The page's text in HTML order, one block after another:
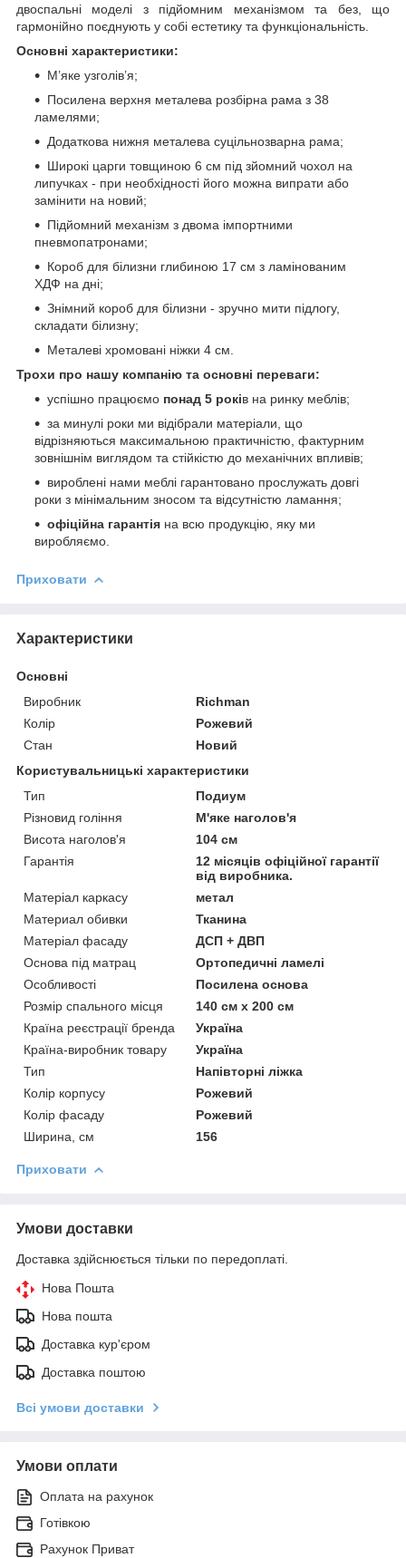
двоспальні моделі з підйомним механізмом та без, що
гармонійно поєднують у собі естетику та функціональність.
Основні характеристики:
М’яке узголів’я;
Посилена верхня металева розбірна рама з 38
ламелями;
Додаткова нижня металева суцільнозварна рама;
Широкі царги товщиною 6 см під зйомний чохол на
липучках - при необхідності його можна випрати або
замінити на новий;
Підйомний механізм з двома імпортними
пневмопатронами;
Короб для білизни глибиною 17 см з ламінованим
ХДФ на дні;
Знімний короб для білизни - зручно мити підлогу,
складати білизну;
Металеві хромовані ніжки 4 см.
Трохи про нашу компанію та основні переваги:
успішно працюємо понад 5 років на ринку меблів;
за минулі роки ми відібрали матеріали, що
відрізняються максимальною практичністю, фактурним
зовнішнім виглядом та стійкістю до механічних впливів;
вироблені нами меблі гарантовано прослужать довгі
роки з мінімальним зносом та відсутністю ламання;
офіційна гарантія на всю продукцію, яку ми
виробляємо.
Приховати
Характеристики
Основні
Виробник
Richman
Колір
Рожевий
Стан
Новий
Користувальницькі характеристики
Тип
Подиум
Різновид гоління
М'яке наголов'я
Висота наголов'я
104 см
Гарантія
12 місяців офіційної гарантії
від виробника.
Матеріал каркасу
метал
Материал обивки
Тканина
Матеріал фасаду
ДСП + ДВП
Основа під матрац
Ортопедичні ламелі
Особливості
Посилена основа
Розмір спального місця
140 см х 200 см
Країна реєстрації бренда
Україна
Країна-виробник товару
Україна
Тип
Напівторні ліжка
Колір корпусу
Рожевий
Колір фасаду
Рожевий
Ширина, см
156
Приховати
Умови доставки
Доставка здійснюється тільки по передоплаті.
Нова Пошта
Нова пошта
Доставка кур'єром
Доставка поштою
Всі умови доставки
Умови оплати
Оплата на рахунок
Готівкою
Рахунок Приват